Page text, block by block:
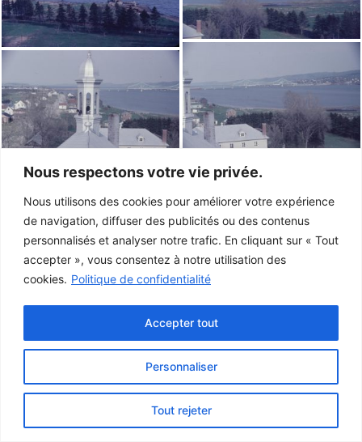
Nous respectons votre vie privée.
Nous utilisons des cookies pour améliorer votre expérience
de navigation, diffuser des publicités ou des contenus
personnalisés et analyser notre trafic. En cliquant sur « Tout
accepter », vous consentez à notre utilisation des
cookies. Politique de confidentialité
Personnaliser
Tout rejeter
Accepter tout
Ce projet a été rendu possible grâce au
gouvernement du Canada.
Connexion
Conception:Le Web simple